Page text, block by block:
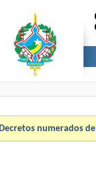
Decretos numerados de